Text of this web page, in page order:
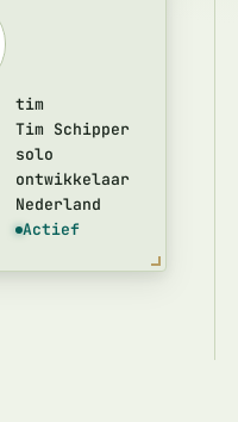
tim
Tim Schipper
solo
ontwikkelaar
Nederland
Actief